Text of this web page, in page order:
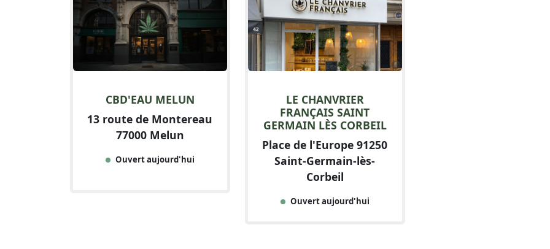
CBD'EAU MELUN
13 route de Montereau
77000 Melun
Ouvert aujourd'hui
LE CHANVRIER
FRANÇAIS SAINT
GERMAIN LÈS CORBEIL
Place de l'Europe 91250
Saint-Germain-lès-
Corbeil
Ouvert aujourd'hui